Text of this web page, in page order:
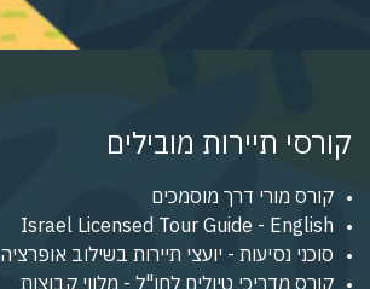
קורסי תיירות מובילים
קורס מורי דרך מוסמכים
Israel Licensed Tour Guide - English
סוכני נסיעות - יועצי תיירות בשילוב אופרציה
קורס מדריכי טיולים לחו"ל - מלווי קבוצות